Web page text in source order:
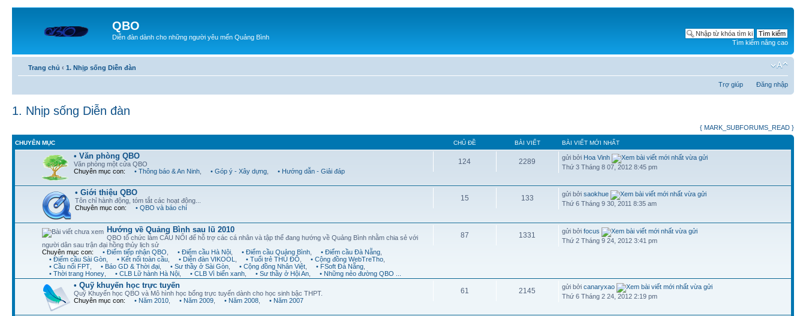
QBO
Diễn đàn dành cho những người yêu mến Quảng Bình
Tìm kiếm nâng cao
Trang chủ ‹ 1. Nhịp sống Diễn đàn
Trợ giúp Đăng nhập
1. Nhịp sống Diễn đàn
{ MARK_SUBFORUMS_READ }
CHUYÊN MỤC CHỦ ĐỀ BÀI VIẾT BÀI VIẾT MỚI NHẤT
• Văn phòng QBO
Văn phòng một cửa QBO
Chuyên mục con:
• Thông báo & An Ninh • Góp ý - Xây dựng • Hướng dẫn - Giải đáp
124 2289 gửi bởi Hoa Vinh
Thứ 3 Tháng 8 07, 2012 8:45 pm
• Giới thiệu QBO
Tôn chỉ hành động, tóm tắt các hoạt động...
Chuyên mục con:
• QBO và báo chí
15 133 gửi bởisaokhue
Thứ 6 Tháng 9 30, 2011 8:35 am
Hướng về Quảng Bình sau lũ 2010
QBO tổ chức làm CẦU NỐI để hỗ trợ các cá nhân và tập thể đang hướng về Quảng Bình nhằm chia sẻ với
người dân sau trận đại hồng thủy lịch sử
Chuyên mục con:
• Điểm tiếp nhận QBO • Điểm cầu Hà Nội • Điểm cầu Quảng Bình • Điểm cầu Đà Nẵng
• Điểm cầu Sài Gòn
• Kết nối toàn cầu • Diễn đàn VIKOOL • Tuổi trẻ THỦ ĐÔ • Cộng đồng WebTreTho
• Cầu nối FPT
• Báo GD & Thời đại • Sư thầy ở Sài Gòn • Cộng đồng Nhân Việt • FSoft Đà Nẵng
• Thời trang Honey
• CLB Lữ hành Hà Nội • CLB Vì biển xanh • Sư thầy ở Hội An • Những nẻo đường QBO ...
87 1331 gửi bởifocus
Thứ 2 Tháng 9 24, 2012 3:41 pm
• Quỹ khuyến học trực tuyến
Quỹ Khuyến học QBO và Mô hình học bổng trực tuyến dành cho học sinh bậc THPT.
Chuyên mục con:
• Năm 2010 • Năm 2009 • Năm 2008 • Năm 2007
61 2145 gửi bởicanaryxao
Thứ 6 Tháng 2 24, 2012 2:19 pm